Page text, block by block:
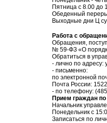
Пятница с 8.00 до
Обеденный
Выходные дни Ц
Работа с
Обращения,
№ 59-ФЗ «О
Обратиться в
- лично по адресу:
- письменно:
по электронной
Почта России:
- по телефону:
Прием граждан
Начальник
Понедельник с
Записаться по